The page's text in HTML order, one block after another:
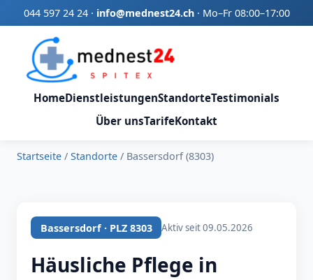
044 597 24 24· info@mednest24.ch· Mo–Fr 08:00–17:00
HomeDienstleistungenStandorteTestimonials
Über unsTarifeKontakt
Startseite / Standorte / Bassersdorf (8303)
Bassersdorf · PLZ 8303 Aktiv seit 09.05.2026
Häusliche Pflege in